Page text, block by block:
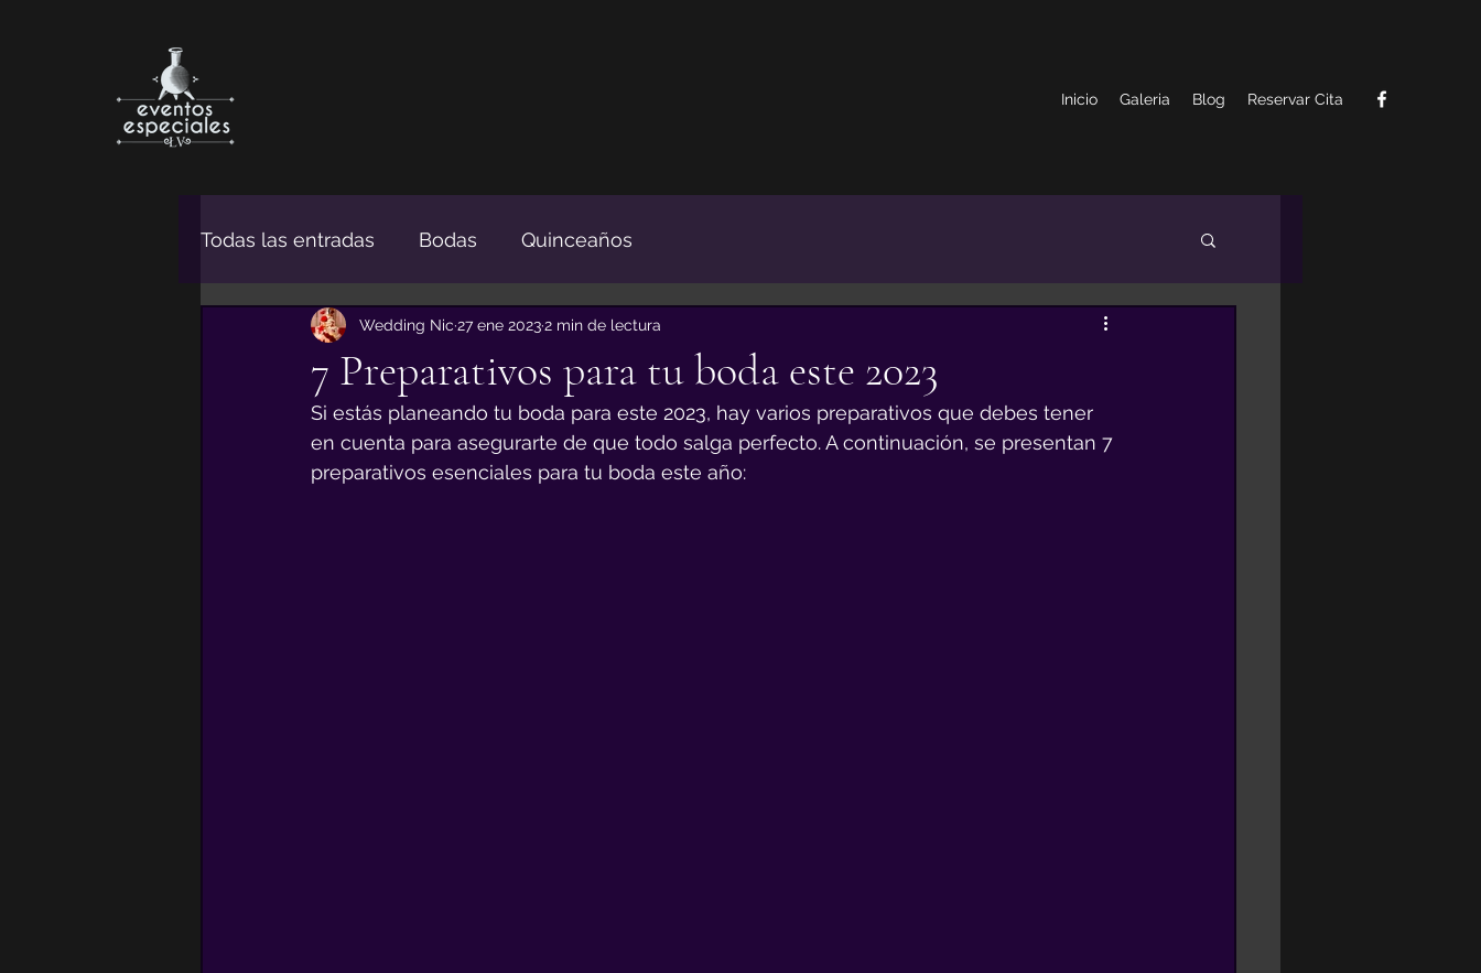
Inicio Galeria Blog Reservar Cita
Todas las entradas Bodas Quinceaños
7 Preparativos para tu boda este 2023
Wedding Nic 27 ene 20232 min de lectura
Si estás planeando tu boda para este 2023, hay varios preparativos que debes tener
en cuenta para asegurarte de que todo salga perfecto. A continuación, se presentan 7
preparativos esenciales para tu boda este año: